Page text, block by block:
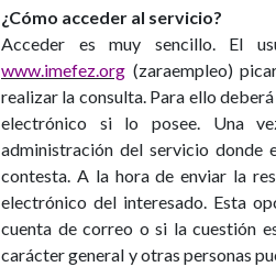
¿Cómo acceder al servicio?
Acceder es muy sencillo. El
www.imefez.org (zaraempleo)
realizar la consulta. Para ello
electrónico si lo posee. Una
administración del servicio
contesta. A la hora de enviar la
electrónico del interesado. Esta
cuenta de correo o si la cuestión
carácter general y otras personas